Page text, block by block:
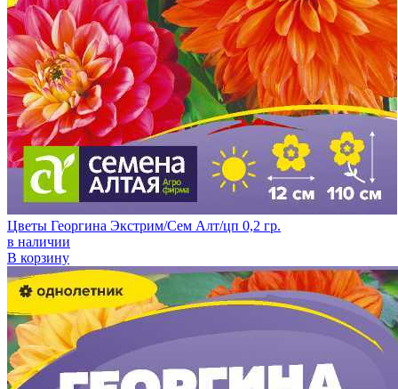
Цветы Георгина Экстрим/Сем Алт/цп 0,2 гр.
в наличии
В корзину